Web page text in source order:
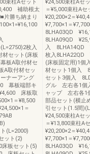
束柱Aセット
補助根太
片勝ち納まり
枚入
セット(床板
板A取付材セ
A取付材セッ
ナーアング
幕板端部キ
床板取
＝¥8,500
＝
(L=2000)
ット(2)
板セット(5)
¥24,500束柱Aセ
＝¥5,000束柱A
¥20,200×2＝
¥7,700×1＝
8LHA03QD
8LHA09QD
入 8LHA14QD
枚入8LHA22QD
(床板固定用)1個
材セット1個入
セット3個入
グル 左右各1個
ャップ 左右各1
部品セット(横止
引セット(1.5間
¥24,500束柱Aセ
＝¥13,800束柱
¥20,200×2＝
¥7,700×1＝
8LHA03QD